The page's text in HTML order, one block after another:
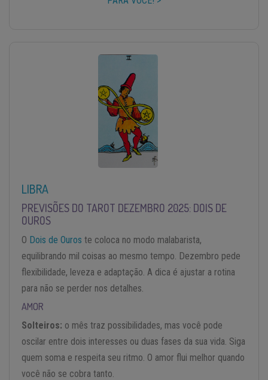
LIBRA
PREVISÕES DO TAROT DEZEMBRO 2025: DOIS DE
OUROS
O Dois de Ouros te coloca no modo malabarista,
equilibrando mil coisas ao mesmo tempo. Dezembro pede
flexibilidade, leveza e adaptação. A dica é ajustar a rotina
para não se perder nos detalhes.
AMOR
Solteiros: o mês traz possibilidades, mas você pode
oscilar entre dois interesses ou duas fases da sua vida. Siga
quem soma e respeita seu ritmo. O amor flui melhor quando
você não se cobra tanto.